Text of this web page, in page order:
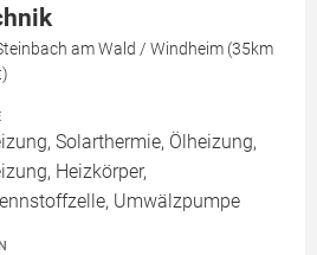
am Wald / Windheim (35km
Solarthermie, Ölheizung,
Heizkörper,
Umwälzpumpe